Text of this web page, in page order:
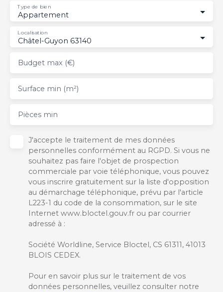
Appartement
Type de bien
Châtel-Guyon 63140
Localisation
Budget max (€)
Surface min (m²)
Pièces min
J'accepte le traitement de mes données
personnelles conformément au RGPD. Si vous ne
souhaitez pas faire l'objet de prospection
commerciale par voie téléphonique, vous pouvez
vous inscrire gratuitement sur la liste d'opposition
au démarchage téléphonique, prévu par l'article
L223-1 du code de la consommation, sur le site
Internet www.bloctel.gouv.fr ou par courrier
adressé à :
Société Worldline, Service Bloctel, CS 61311, 41013
BLOIS CEDEX.
Pour en savoir plus sur le traitement de vos
données personnelles, veuillez consulter notre